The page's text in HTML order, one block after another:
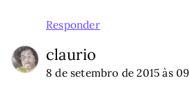
Responder
claurio
8 de setembro de 2015 às